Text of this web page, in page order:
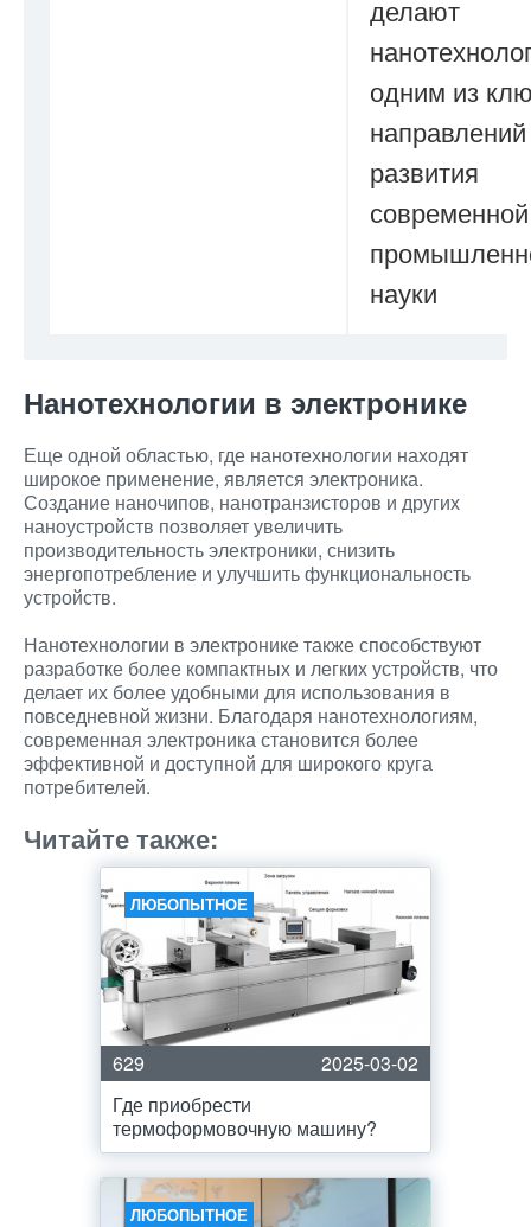
делают
одним из
направлений
развития
современной
науки
Нанотехнологии в электронике
Еще одной областью, где нанотехнологии находят
широкое применение, является электроника.
Создание наночипов, нанотранзисторов и других
наноустройств позволяет увеличить
производительность электроники, снизить
энергопотребление и улучшить функциональность
устройств.
Нанотехнологии в электронике также способствуют
разработке более компактных и легких устройств, что
делает их более удобными для использования в
повседневной жизни. Благодаря нанотехнологиям,
современная электроника становится более
эффективной и доступной для широкого круга
потребителей.
Читайте также:
ЛЮБОПЫТНОЕ
629
2025-03-02
Где приобрести
термоформовочную машину?
ЛЮБОПЫТНОЕ